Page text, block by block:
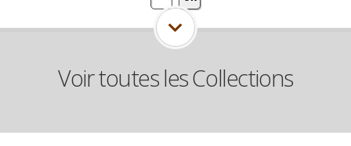
Voir toutes les Collections